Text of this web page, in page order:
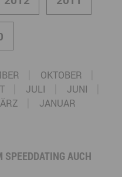
OKTOBER
JULI
JUNI
JANUAR
AUCH